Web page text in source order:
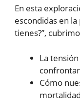
En esta
escondidas en
tienes?”,
La
Cómo